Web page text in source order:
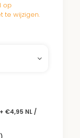
op
te wijzigen.
€4,95 NL /